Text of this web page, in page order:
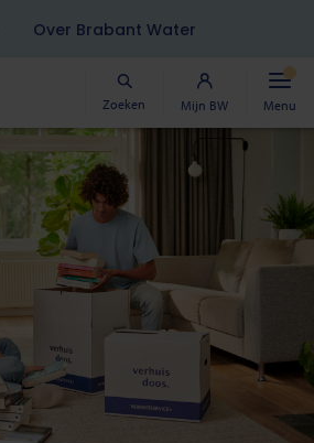
Over Brabant Water
Zoeken Mijn BW Menu